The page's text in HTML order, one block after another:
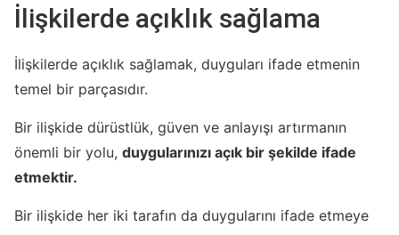
İlişkilerde açıklık sağlama
İlişkilerde açıklık sağlamak, duyguları ifade etmenin
temel bir parçasıdır.
Bir ilişkide dürüstlük, güven ve anlayışı artırmanın
önemli bir yolu, duygularınızı açık bir şekilde ifade
etmektir.
Bir ilişkide her iki tarafın da duygularını ifade etmeye